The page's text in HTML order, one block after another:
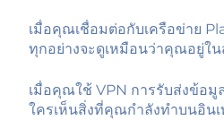
เมื่อคุณเชื่อมต่อกับเครือข่าย
ทุกอย่างจะดูเหมือนว่าคุณอยู่ใ
เมื่อคุณใช้ VPN การรับส่งข้อมู
ใครเห็นสิ่งที่คุณกำลังทำบนอิน